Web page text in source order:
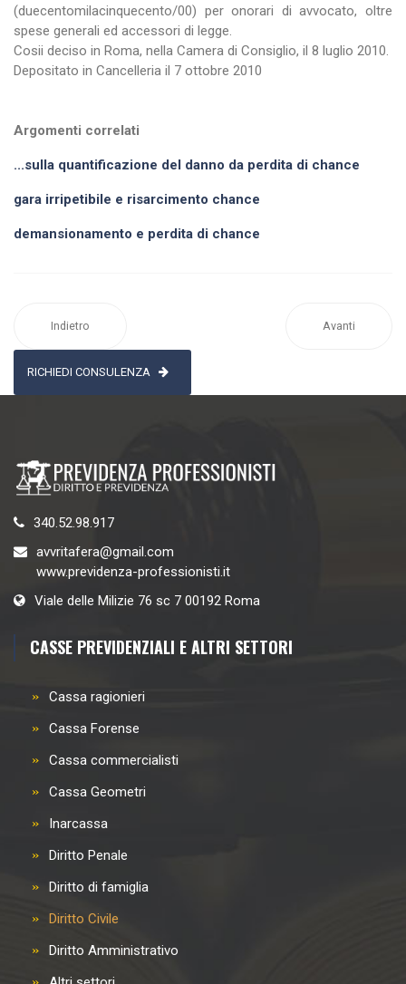
(duecentomilacinquecento/00) per onorari di avvocato, oltre
spese generali ed accessori di legge.
Cosii deciso in Roma, nella Camera di Consiglio, il 8 luglio 2010.
Depositato in Cancelleria il 7 ottobre 2010
Argomenti correlati
...sulla quantificazione del danno da perdita di chance
gara irripetibile e risarcimento chance
demansionamento e perdita di chance
Indietro Avanti
RICHIEDI CONSULENZA
340.52.98.917
avvritafera@gmail.com
www.previdenza-professionisti.it
Viale delle Milizie 76 sc 7 00192 Roma
CASSE PREVIDENZIALI E ALTRI SETTORI
Cassa ragionieri
Cassa Forense
Cassa commercialisti
Cassa Geometri
Inarcassa
Diritto Penale
Diritto di famiglia
Diritto Civile
Diritto Amministrativo